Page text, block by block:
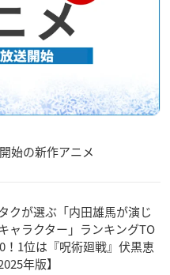
始の新作アニメ
クが選ぶ「内田雄馬が演じ
ャラクター」ランキングTO
！1位は『呪術廻戦』伏黒恵
年版】